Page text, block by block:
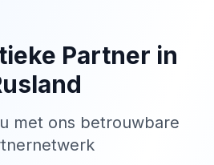
Partner in
met ons betrouwbare